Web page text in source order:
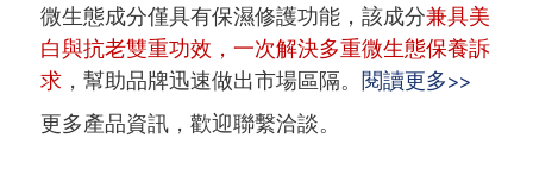
微生態成分僅具有保濕修護功能，該成分兼具美
白與抗老雙重功效，一次解決多重微生態保養訴
求，幫助品牌迅速做出市場區隔。 閱讀更多>>
更多產品資訊，歡迎聯繫洽談。